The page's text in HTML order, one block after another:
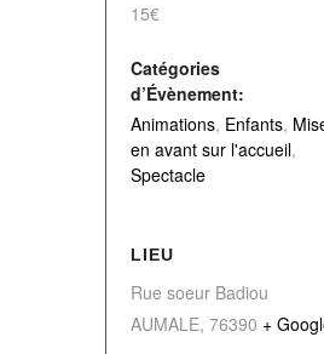
15€
Catégories
d’Évènement:
Animations, Enfants,
en avant sur l'accueil,
Spectacle
LIEU
Rue soeur Badiou
AUMALE, 76390 +